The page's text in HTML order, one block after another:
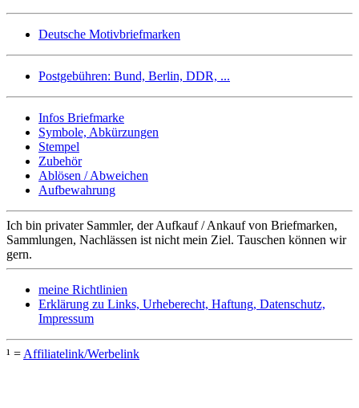
Deutsche Motivbriefmarken
Postgebühren: Bund, Berlin, DDR, ...
Infos Briefmarke
Symbole, Abkürzungen
Stempel
Zubehör
Ablösen / Abweichen
Aufbewahrung
Ich bin privater Sammler, der Aufkauf / Ankauf von Briefmarken,
Sammlungen, Nachlässen ist nicht mein Ziel. Tauschen können wir
gern.
meine Richtlinien
Erklärung zu Links, Urheberecht, Haftung, Datenschutz,
Impressum
¹ = Affiliatelink/Werbelink